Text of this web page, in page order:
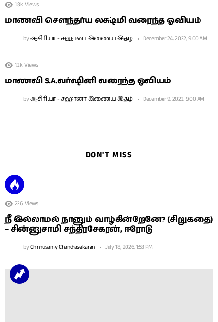
1.8k Views
மாணவி சௌந்தர்ய லக்ஷ்மி வரைந்த ஓவியம்
byஆசிரியர் - சஹானா இணைய இதழ் December 24, 2022, 9:00 AM
1.2k Views
மாணவி S.A.வர்ஷினி வரைந்த ஓவியம்
byஆசிரியர் - சஹானா இணைய இதழ் December 9, 2022, 9:00 AM
DON'T MISS
226 Views
நீ இல்லாமல் நானும் வாழ்கின்றேனே? (சிறுகதை)
– சின்னுசாமி சந்திரசேகரன், ஈரோடு
byChinnusamy Chandrasekaran July 18, 2026, 1:53 PM